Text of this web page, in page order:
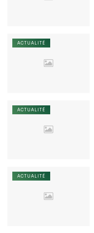
ACTUALITÉ
ACTUALITÉ
ACTUALITÉ